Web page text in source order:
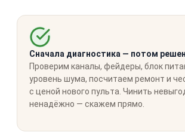
Сначала диагностика — потом
Проверим каналы, фейдеры, блок
уровень шума, посчитаем ремонт и
с ценой нового пульта. Чинить
ненадёжно — скажем прямо.